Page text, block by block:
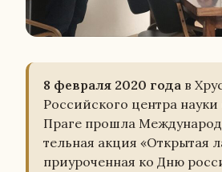
8 фев­ра­ля 2020 года в
Рос­сий­ско­го центра науки
Праге прошла
тель­ная акция «От­кры­тая
при­уро­чен­ная ко Дню